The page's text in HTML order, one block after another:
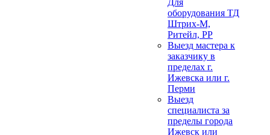
Для
оборудования ТД
Штрих-М,
Ритейл, РР
Выезд мастера к
заказчику в
пределах г.
Ижевска или г.
Перми
Выезд
специалиста за
пределы города
Ижевск или